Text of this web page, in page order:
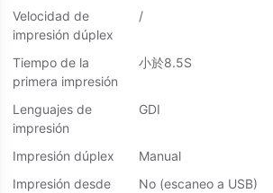
Velocidad de
impresión dúplex
/
Tiempo de la
primera impresión
小於8.5S
Lenguajes de
impresión
GDI
Impresión dúplex
Manual
Impresión desde
No (escaneo a USB)